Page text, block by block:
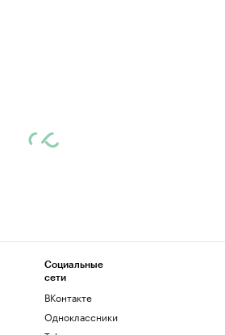
Социальные
сети
ВКонтакте
Одноклассники